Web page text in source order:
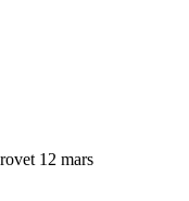
12 mars